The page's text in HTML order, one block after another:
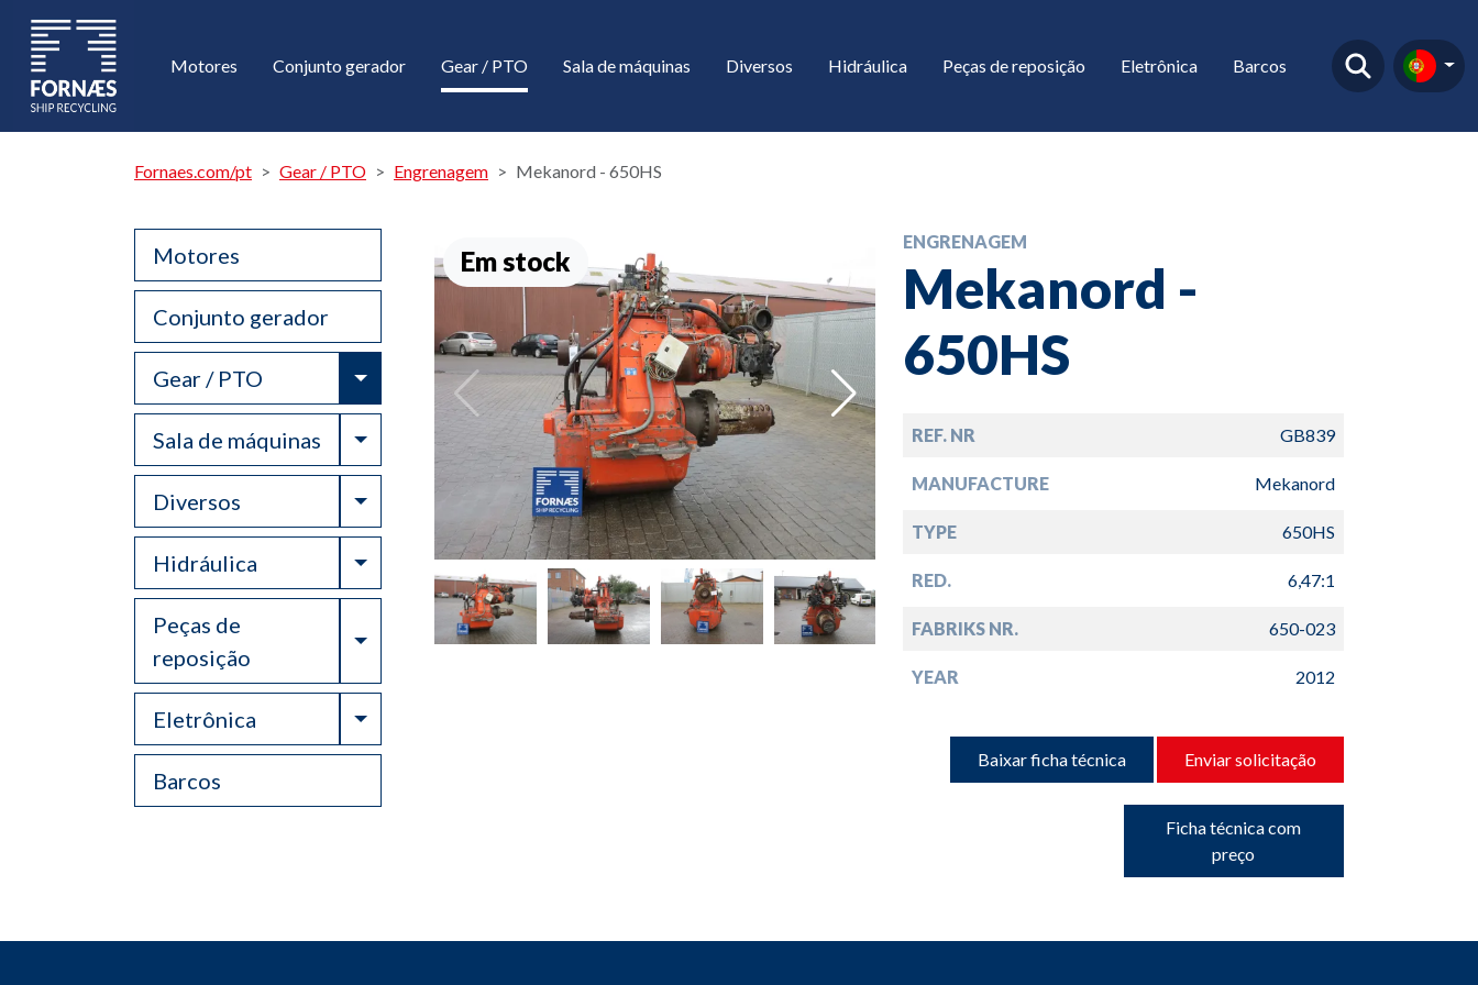
Motores Conjunto gerador Gear / PTO Sala de máquinas Diversos Hidráulica Peças de reposição Eletrônica Barcos
Fornaes.com/pt Gear / PTO Engrenagem Mekanord - 650HS
Motores
Conjunto gerador
Gear / PTO Toggle Dropdown
Sala de máquinas Toggle Dropdown
Diversos Toggle Dropdown
Hidráulica Toggle Dropdown
Peças de
reposição
Toggle Dropdown
Eletrônica Toggle Dropdown
Barcos
Em stock
ENGRENAGEM
Mekanord -
650HS
REF. NR GB839
MANUFACTURE Mekanord
TYPE 650HS
RED. 6,47:1
FABRIKS NR. 650-023
YEAR 2012
Baixar ficha técnica Enviar solicitação
Ficha técnica com
preço